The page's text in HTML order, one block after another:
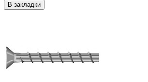
В закладки